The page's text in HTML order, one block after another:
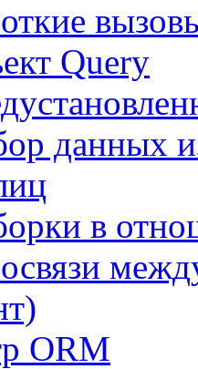
Query
данных
в
ORM